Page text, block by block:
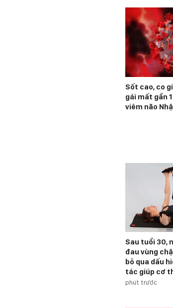
Sốt cao, co
gái mất gần
viêm não
Sau tuổi 30,
đau vùng
bỏ qua dấu
tác giúp cơ
phút trước